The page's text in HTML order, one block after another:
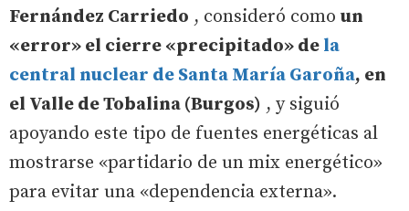
Fernández Carriedo , consideró como un
«error» el cierre «precipitado» de la
central nuclear de Santa María Garoña, en
el Valle de Tobalina (Burgos) , y siguió
apoyando este tipo de fuentes energéticas al
mostrarse «partidario de un mix energético»
para evitar una «dependencia externa».